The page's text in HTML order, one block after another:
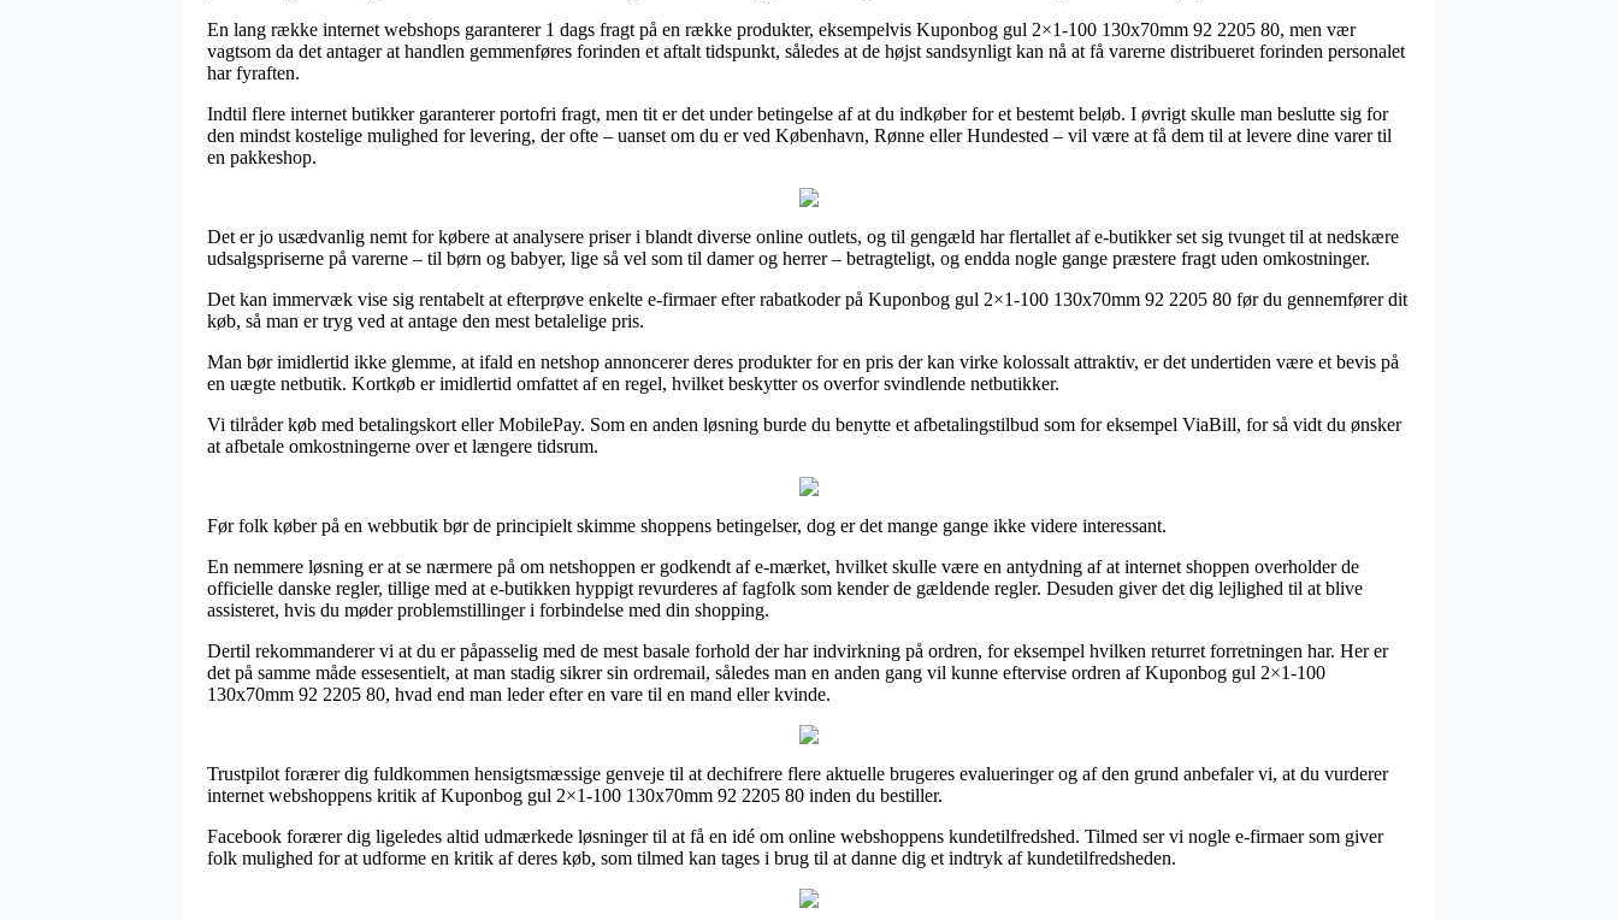
En lang række internet webshops garanterer 1 dags fragt på en række produkter, eksempelvis Kuponbog gul 2×1-100 130x70mm 92 2205 80, men vær
vagtsom da det antager at handlen gemmenføres forinden et aftalt tidspunkt, således at de højst sandsynligt kan nå at få varerne distribueret forinden personalet
har fyraften.
Indtil flere internet butikker garanterer portofri fragt, men tit er det under betingelse af at du indkøber for et bestemt beløb. I øvrigt skulle man beslutte sig for
den mindst kostelige mulighed for levering, der ofte – uanset om du er ved København, Rønne eller Hundested – vil være at få dem til at levere dine varer til
en pakkeshop.
Det er jo usædvanlig nemt for købere at analysere priser i blandt diverse online outlets, og til gengæld har flertallet af e-butikker set sig tvunget til at nedskære
udsalgspriserne på varerne – til børn og babyer, lige så vel som til damer og herrer – betragteligt, og endda nogle gange præstere fragt uden omkostninger.
Det kan immervæk vise sig rentabelt at efterprøve enkelte e-firmaer efter rabatkoder på Kuponbog gul 2×1-100 130x70mm 92 2205 80 før du gennemfører dit
køb, så man er tryg ved at antage den mest betalelige pris.
Man bør imidlertid ikke glemme, at ifald en netshop annoncerer deres produkter for en pris der kan virke kolossalt attraktiv, er det undertiden være et bevis på
en uægte netbutik. Kortkøb er imidlertid omfattet af en regel, hvilket beskytter os overfor svindlende netbutikker.
Vi tilråder køb med betalingskort eller MobilePay. Som en anden løsning burde du benytte et afbetalingstilbud som for eksempel ViaBill, for så vidt du ønsker
at afbetale omkostningerne over et længere tidsrum.
Før folk køber på en webbutik bør de principielt skimme shoppens betingelser, dog er det mange gange ikke videre interessant.
En nemmere løsning er at se nærmere på om netshoppen er godkendt af e-mærket, hvilket skulle være en antydning af at internet shoppen overholder de
officielle danske regler, tillige med at e-butikken hyppigt revurderes af fagfolk som kender de gældende regler. Desuden giver det dig lejlighed til at blive
assisteret, hvis du møder problemstillinger i forbindelse med din shopping.
Dertil rekommanderer vi at du er påpasselig med de mest basale forhold der har indvirkning på ordren, for eksempel hvilken returret forretningen har. Her er
det på samme måde essesentielt, at man stadig sikrer sin ordremail, således man en anden gang vil kunne eftervise ordren af Kuponbog gul 2×1-100
130x70mm 92 2205 80, hvad end man leder efter en vare til en mand eller kvinde.
Trustpilot forærer dig fuldkommen hensigtsmæssige genveje til at dechifrere flere aktuelle brugeres evalueringer og af den grund anbefaler vi, at du vurderer
internet webshoppens kritik af Kuponbog gul 2×1-100 130x70mm 92 2205 80 inden du bestiller.
Facebook forærer dig ligeledes altid udmærkede løsninger til at få en idé om online webshoppens kundetilfredshed. Tilmed ser vi nogle e-firmaer som giver
folk mulighed for at udforme en kritik af deres køb, som tilmed kan tages i brug til at danne dig et indtryk af kundetilfredsheden.